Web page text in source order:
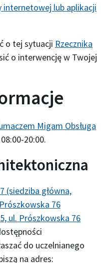
lub aplikacji
o tej sytuacji Rzecznika
o interwencję w Twojej
Migam Obsługa
20:00.
(siedziba główna,
76
ul. Prószkowska 76
do uczelnianego
na adres: